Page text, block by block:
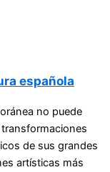
española
no puede
de sus grandes
artísticas más